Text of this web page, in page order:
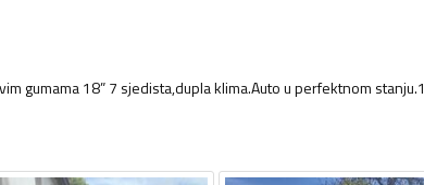
gumama 18” 7 sjedista,dupla klima.Auto u perfektnom stanju.1